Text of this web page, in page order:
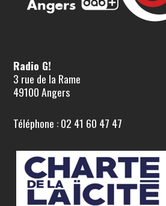
Radio G!
3 rue de la Rame
49100 Angers
Téléphone : 02 41 60 47 47